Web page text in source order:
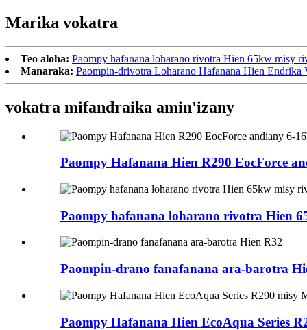
Marika vokatra
Teo aloha: Paompy hafanana loharano rivotra Hien 65kw misy
Manaraka: Paompin-drivotra Loharano Hafanana Hien Endrika
vokatra mifandraika amin'izany
Paompy Hafanana Hien R290 EocForce
Paompy hafanana loharano rivotra Hien
Paompin-drano fanafanana ara-barotra
Paompy Hafanana Hien EcoAqua Series